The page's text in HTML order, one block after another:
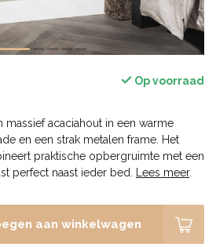
Op voorraad
massief acaciahout in een warme
en een strak metalen frame. Het
praktische opbergruimte met een
perfect naast ieder bed.
Lees meer.
aan winkelwagen